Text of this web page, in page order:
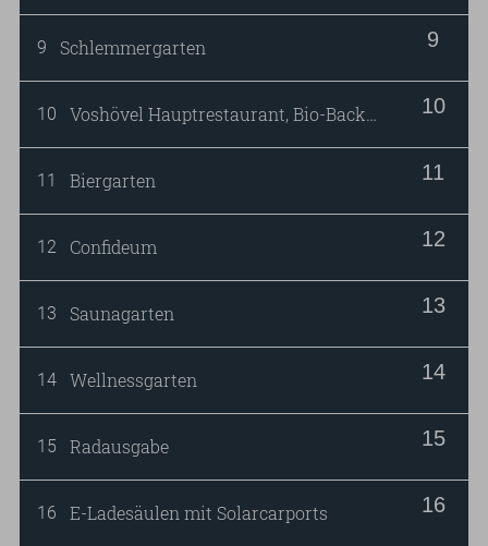
9 Schlemmergarten
10 Voshövel Hauptrestaurant, Bio-Backstube und Buffet
11 Biergarten
12 Confideum
13 Saunagarten
14 Wellnessgarten
15 Radausgabe
16 E-Ladesäulen mit Solarcarports